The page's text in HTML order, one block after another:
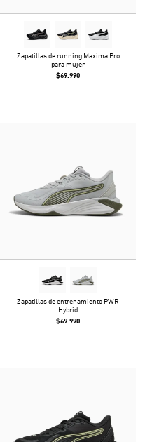
Zapatillas de running Maxima Pro
para mujer
$69.990
Zapatillas de entrenamiento PWR
Hybrid
$69.990